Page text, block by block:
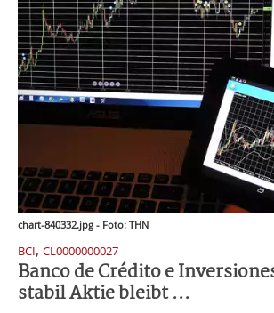
chart-840332.jpg - Foto: THN
BCI, CL0000000027
Banco de Crédito e
stabil Aktie bleibt ...